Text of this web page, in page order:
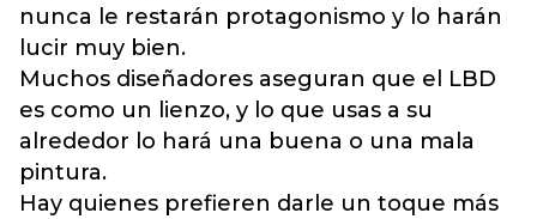
nunca le restarán protagonismo y lo harán
lucir muy bien.
Muchos diseñadores aseguran que el LBD
es como un lienzo, y lo que usas a su
alrededor lo hará una buena o una mala
pintura.
Hay quienes prefieren darle un toque más